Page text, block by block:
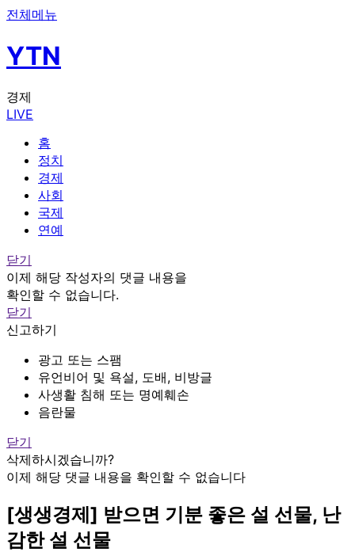
전체메뉴
YTN
경제
LIVE
홈
정치
경제
사회
국제
연예
닫기
이제 해당 작성자의 댓글 내용을
확인할 수 없습니다.
닫기
신고하기
광고 또는 스팸
유언비어 및 욕설, 도배, 비방글
사생활 침해 또는 명예훼손
음란물
닫기
삭제하시겠습니까?
이제 해당 댓글 내용을 확인할 수 없습니다
[생생경제] 받으면 기분 좋은 설 선물, 난
감한 설 선물